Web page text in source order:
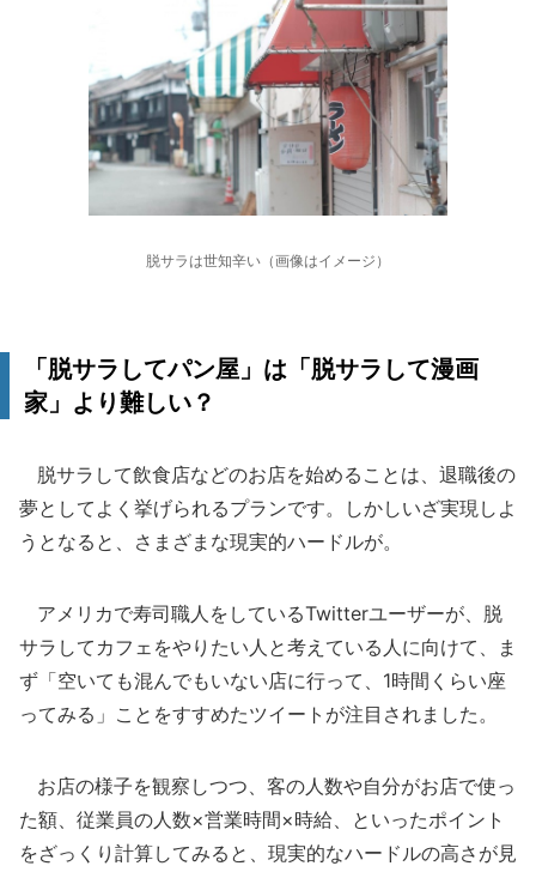
脱サラは世知辛い（画像はイメージ）
「脱サラしてパン屋」は「脱サラして漫画
家」より難しい？
脱サラして飲食店などのお店を始めることは、退職後の
夢としてよく挙げられるプランです。しかしいざ実現しよ
うとなると、さまざまな現実的ハードルが。
アメリカで寿司職人をしているTwitterユーザーが、脱
サラしてカフェをやりたい人と考えている人に向けて、ま
ず「空いても混んでもいない店に行って、1時間くらい座
ってみる」ことをすすめたツイートが注目されました。
お店の様子を観察しつつ、客の人数や自分がお店で使っ
た額、従業員の人数×営業時間×時給、といったポイント
をざっくり計算してみると、現実的なハードルの高さが見